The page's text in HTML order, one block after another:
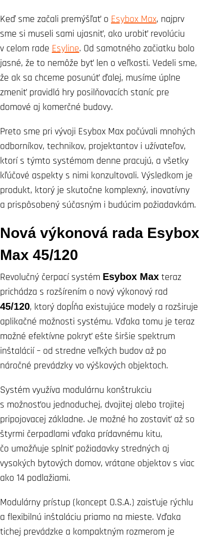
Keď sme začali premýšľať o Esybox Max, najprv
sme si museli sami ujasniť, ako urobiť revolúciu
v celom rade Esyline. Od samotného začiatku bolo
jasné, že to nemôže byť len o veľkosti. Vedeli sme,
že ak sa chceme posunúť ďalej, musíme úplne
zmeniť pravidlá hry posilňovacích staníc pre
domové aj komerčné budovy.
Preto sme pri vývoji Esybox Max počúvali mnohých
odborníkov, technikov, projektantov i užívateľov,
ktorí s týmto systémom denne pracujú, a všetky
kľúčové aspekty s nimi konzultovali. Výsledkom je
produkt, ktorý je skutočne komplexný, inovatívny
a prispôsobený súčasným i budúcim požiadavkám.
Nová výkonová rada Esybox
Max 45/120
Revolučný čerpací systém Esybox Max teraz
prichádza s rozšírením o nový výkonový rad
45/120, ktorý dopĺňa existujúce modely a rozširuje
aplikačné možnosti systému. Vďaka tomu je teraz
možné efektívne pokryť ešte širšie spektrum
inštalácií – od stredne veľkých budov až po
náročné prevádzky vo výškových objektoch.
Systém využíva modulárnu konštrukciu
s možnosťou jednoduchej, dvojitej alebo trojitej
pripojovacej základne. Je možné ho zostaviť až so
štyrmi čerpadlami vďaka prídavnému kitu,
čo umožňuje splniť požiadavky stredných aj
vysokých bytových domov, vrátane objektov s viac
ako 14 podlažiami.
Modulárny prístup (koncept O.S.A.) zaisťuje rýchlu
a flexibilnú inštaláciu priamo na mieste. Vďaka
tichej prevádzke a kompaktným rozmerom je